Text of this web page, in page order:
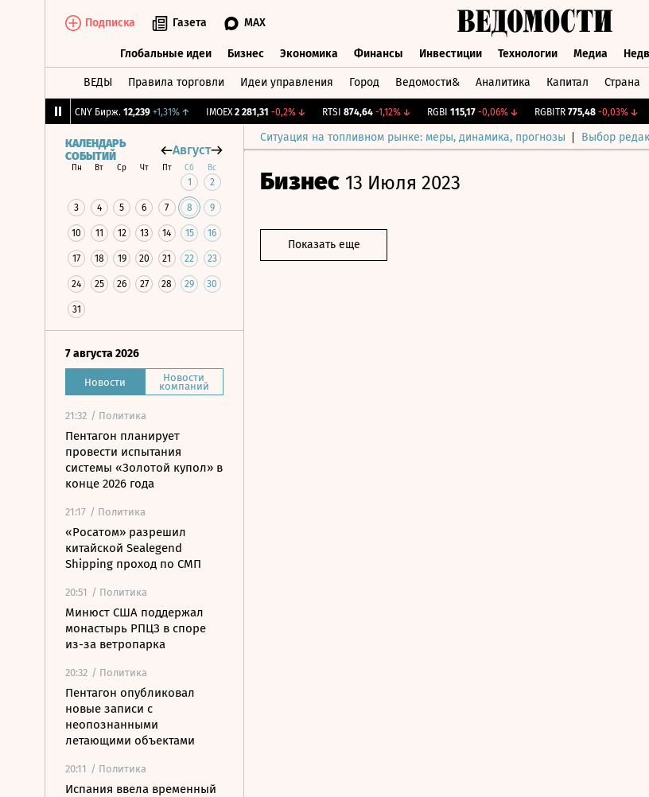
Подписка Газета MAX
Глобальные идеи Бизнес Экономика Финансы Инвестиции Технологии Медиа
ВЕДЫ Правила торговли Идеи управления Город Ведомости& Аналитика Капитал Страна
CNY Бирж. 12,239 +1,31%↑ IMOEX 2 281,31 -0,2%↓ RTSI 874,64 -1,12%↓ RGBI 115,17 -0,06%↓ RGBITR 775,48 -0,03%↓
Ситуация на топливном рынке: меры, динамика, прогнозы Выбор
КАЛЕНДАРЬ
СОБЫТИЙ
Август
Пн Вт Ср Чт Пт Сб Вс
1 2
3 4 5 6 7 8 9
10 11 12 13 14 15 16
17 18 19 20 21 22 23
24 25 26 27 28 29 30
31
7 августа 2026
Новости Новости
компаний
21:32 / Политика
Пентагон планирует
провести испытания
системы «Золотой купол» в
конце 2026 года
21:17 / Политика
«Росатом» разрешил
китайской Sealegend
Shipping проход по СМП
20:51 / Политика
Минюст США поддержал
монастырь РПЦЗ в споре
из-за ветропарка
20:32 / Политика
Пентагон опубликовал
новые записи с
неопознанными
летающими объектами
20:11 / Политика
Испания ввела временный
Бизнес 13 Июля 2023
Показать еще